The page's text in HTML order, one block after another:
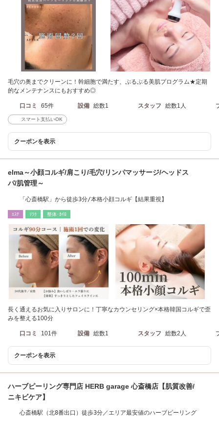
毛穴の奥までクリーンに！幹細胞で満たす、ぷるぷる美肌プログラム★定期
的なメンテナンスにもおすすめ◎
口コミ 65件 設備 総数1 スタッフ 総数1人
スマート支払いOK
クーポンを表示
elma～小顔コルギ/肩こり/毛穴/リンパマッサージ/ヘッドス
パ/肌管理～
「心斎橋駅」から徒歩3分/本格小顔コルギ【結果重視】
ｴｽﾃ ﾘﾗｸ 整体･ｶｲﾛ
長く通えるお気に入りサロンに！丁寧なカウンセリング×本格韓国コルギで歪
みを整える100分
口コミ 101件 設備 総数1 スタッフ 総数2人
クーポンを表示
ハーブピーリング専門店 HERB garage 心斎橋店【肌質改善/
ニキビケア】
心斎橋駅（北8番出口）徒歩3分／エリア最安値のハーブピーリング